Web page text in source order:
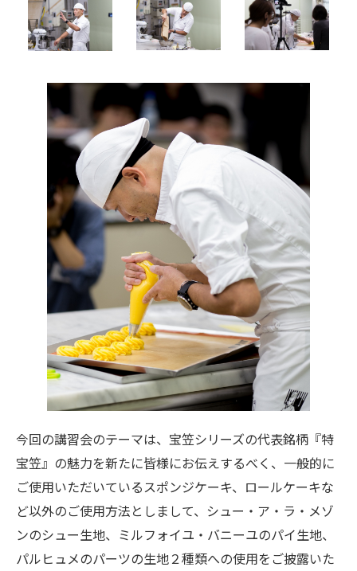
今回の講習会のテーマは、宝笠シリーズの代表銘柄『特
宝笠』の魅力を新たに皆様にお伝えするべく、一般的に
ご使用いただいているスポンジケーキ、ロールケーキな
ど以外のご使用方法としまして、シュー・ア・ラ・メゾ
ンのシュー生地、ミルフォイユ・バニーユのパイ生地、
パルヒュメのパーツの生地２種類への使用をご披露いた